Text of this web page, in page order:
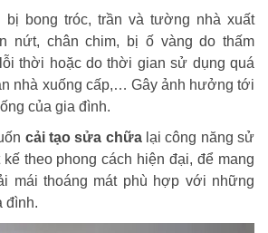
bị bong tróc, trần và tường nhà xuất
nứt, chân chim, bị ố vàng do thấm
thời hoặc do thời gian sử dụng quá
nhà xuống cấp,… Gây ảnh hưởng tới
của gia đình.
cải tạo sửa chữalại công năng sử
theo phong cách hiện đại, để mang
mái thoáng mát phù hợp với những
đình.